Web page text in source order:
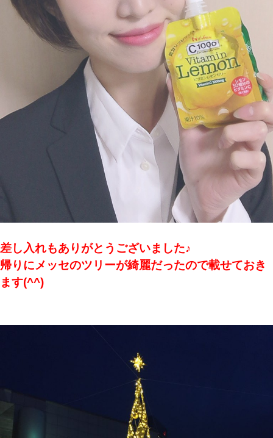
差し入れもありがとうございました♪
帰りにメッセのツリーが綺麗だったので載せておき
ます(^^)